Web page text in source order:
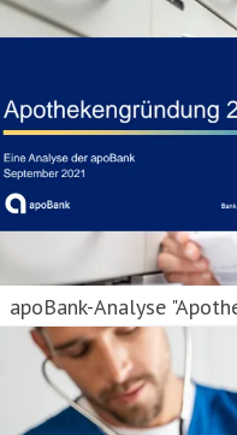
apoBank-Analyse